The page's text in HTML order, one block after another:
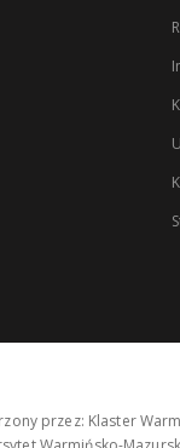
przez: Klaster